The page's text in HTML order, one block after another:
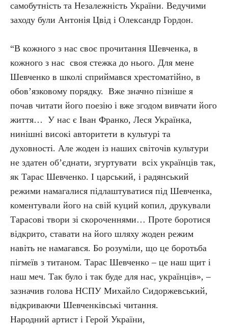
самобутність та Незалежність України. Ведучими
заходу були Антонія Цвід і Олександр Гордон.
“В кожного з нас своє прочитання Шевченка, в
кожного з нас своя стежка до нього. Для мене
Шевченко в школі сприймався хрестоматійно, в
обов’язковому порядку. Вже значно пізніше я
почав читати його поезію і вже згодом вивчати його
життя… У нас є Іван Франко, Леся Українка,
нинішні високі авторитети в культурі та
духовності. Але жоден із наших світочів культури
не здатен об’єднати, згуртувати всіх українців так,
як Тарас Шевченко. І царський, і радянський
режими намагалися підлаштуватися під Шевченка,
коментували його на свій куций копил, друкували
Тарасові твори зі скороченнями… Проте боротися
відкрито, ставати на його шляху жоден режим
навіть не намагався. Бо розуміли, що це боротьба
пігмеїв з титаном. Тарас Шевченко – це наш щит і
наш меч. Так було і так буде для нас, українців», –
зазначив голова НСПУ Михайло Сидоржевський,
відкриваючи Шевченківські читання.
Народний артист і Герой України,